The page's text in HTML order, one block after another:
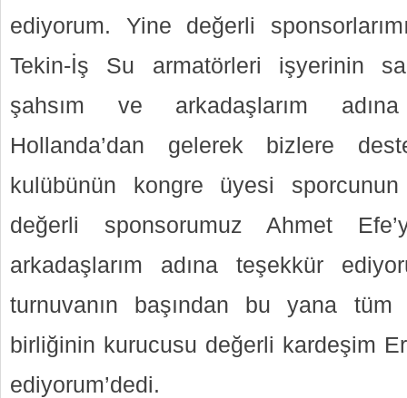
ediyorum. Yine değerli
Tekin-İş Su armatörleri işyerinin
şahsım ve arkadaşlarım
Hollanda’dan gelerek bizlere
kulübünün kongre üyesi
değerli sponsorumuz Ahmet
arkadaşlarım adına teşekkür
turnuvanın başından bu yana
birliğinin kurucusu değerli kardeşim
ediyorum’dedi.